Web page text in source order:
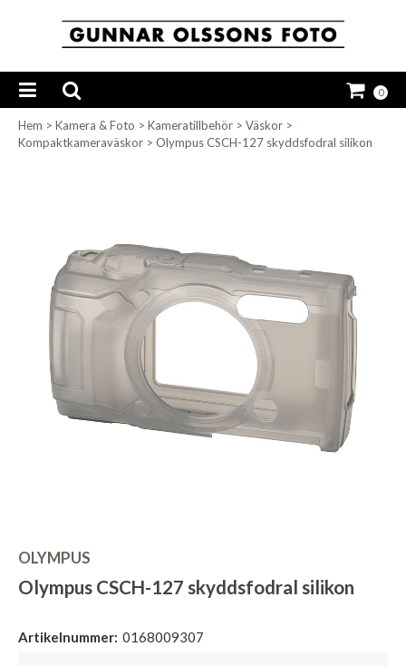
0
Hem > Kamera & Foto > Kameratillbehör > Väskor >
Kompaktkameraväskor > Olympus CSCH-127 skyddsfodral silikon
OLYMPUS
Olympus CSCH-127 skyddsfodral silikon
Artikelnummer: 0168009307